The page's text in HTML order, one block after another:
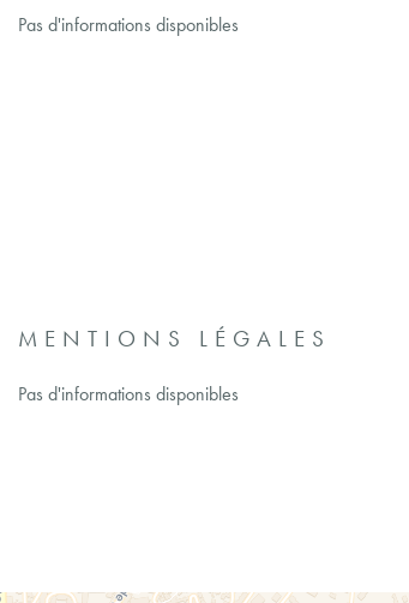
Pas d'informations disponibles
MENTIONS LÉGALES
Pas d'informations disponibles